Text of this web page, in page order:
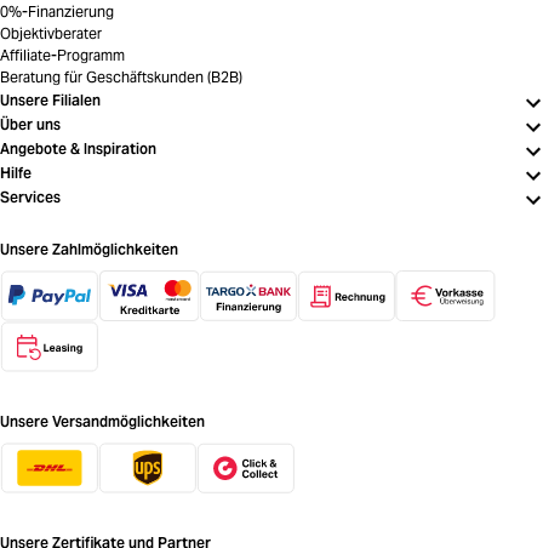
0%-Finanzierung
Objektivberater
Affiliate-Programm
Beratung für Geschäftskunden (B2B)
Unsere Filialen
Über uns
Angebote & Inspiration
Hilfe
Services
Unsere Zahlmöglichkeiten
Unsere Versandmöglichkeiten
Unsere Zertifikate und Partner